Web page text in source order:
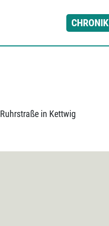
CHRONIK
Ruhrstraße in Kettwig